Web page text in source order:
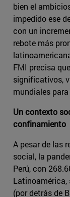
bien el
impedido ese
con un
rebote más
FMI precisa
significativos,
mundiales
Un contexto
confinamiento
A pesar de las
social, la
Perú, con
Latinoamérica,
(por detrás de